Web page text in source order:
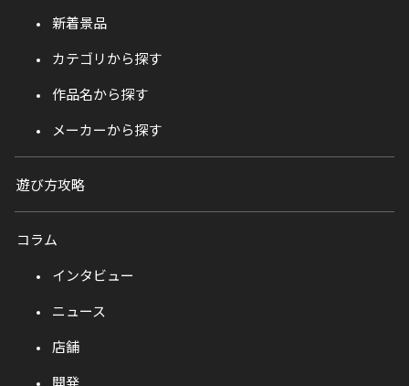
新着景品
カテゴリから探す
作品名から探す
メーカーから探す
遊び方攻略
コラム
インタビュー
ニュース
店舗